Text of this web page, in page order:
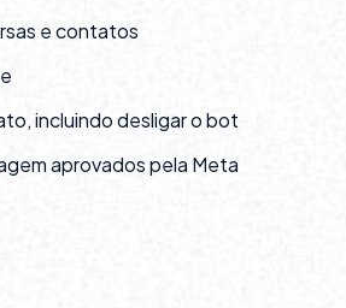
e contatos
incluindo desligar o bot
aprovados pela Meta